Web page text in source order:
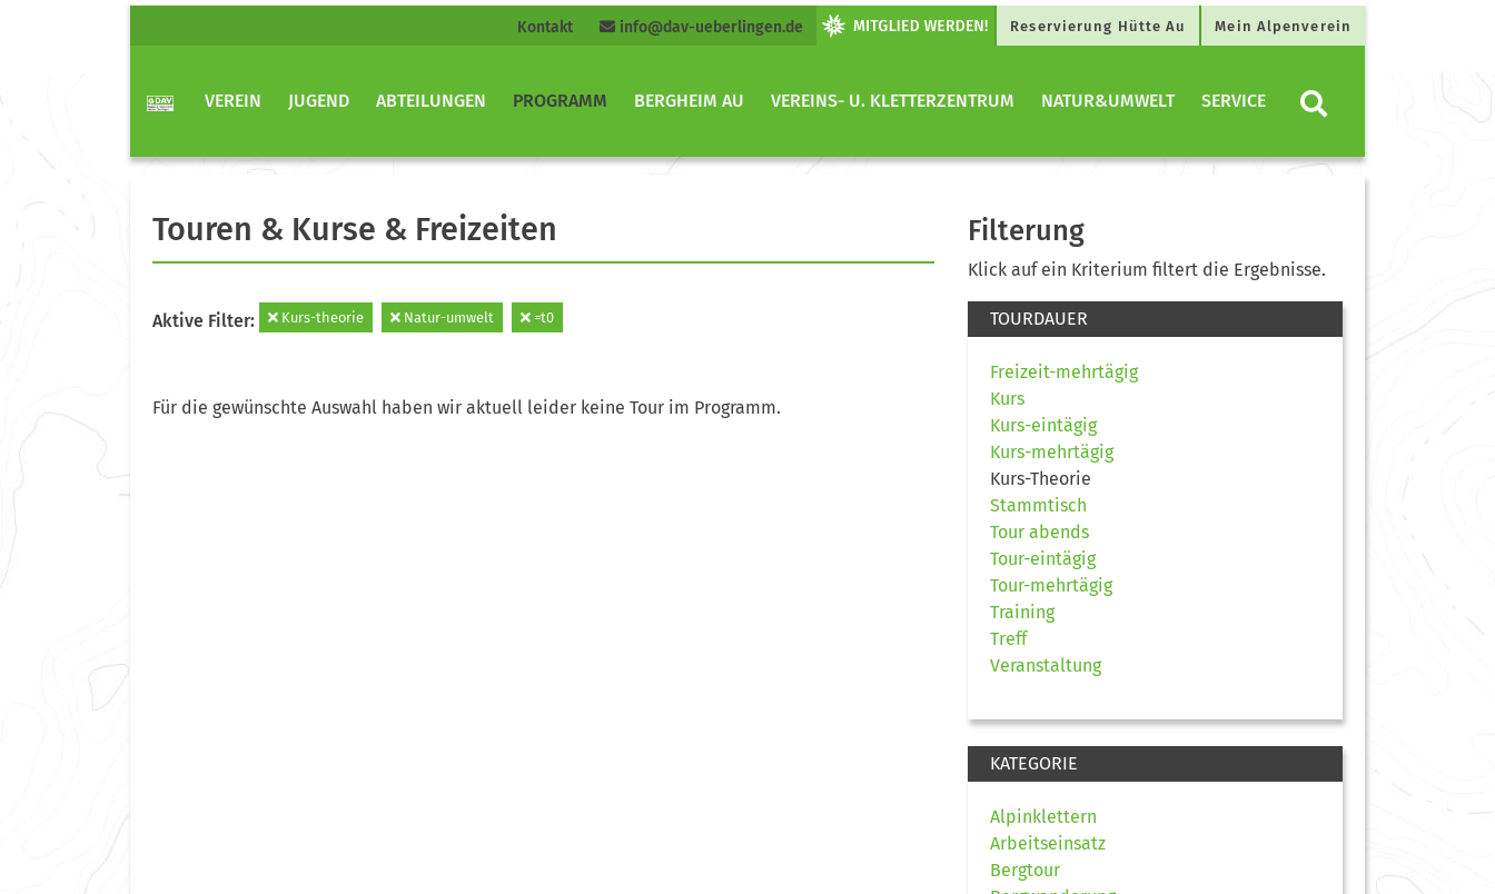
Kontakt info@dav-ueberlingen.de Reservierung Hütte Au Mein Alpenverein
VEREIN JUGEND ABTEILUNGEN PROGRAMM BERGHEIM AU VEREINS- U. KLETTERZENTRUM NATUR&UMWELT SERVICE
Touren & Kurse & Freizeiten
Aktive Filter: Kurs-theorie Natur-umwelt =t0
Für die gewünschte Auswahl haben wir aktuell leider keine Tour im Programm.
Filterung
Klick auf ein Kriterium filtert die Ergebnisse.
TOURDAUER
Freizeit-mehrtägig
Kurs
Kurs-eintägig
Kurs-mehrtägig
Kurs-Theorie
Stammtisch
Tour abends
Tour-eintägig
Tour-mehrtägig
Training
Treff
Veranstaltung
KATEGORIE
Alpinklettern
Arbeitseinsatz
Bergtour